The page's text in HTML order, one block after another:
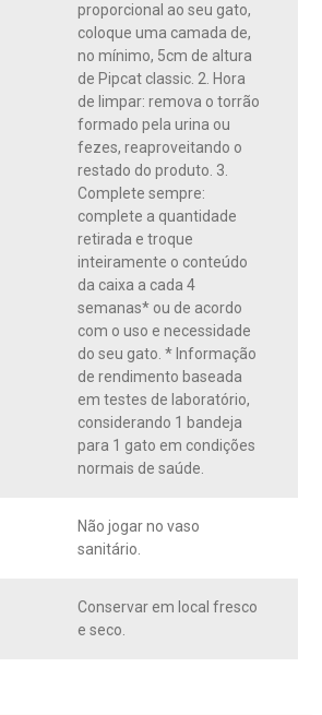
proporcional ao seu gato,
coloque uma camada de,
no mínimo, 5cm de altura
de Pipcat classic. 2. Hora
de limpar: remova o torrão
formado pela urina ou
fezes, reaproveitando o
restado do produto. 3.
Complete sempre:
complete a quantidade
retirada e troque
inteiramente o conteúdo
da caixa a cada 4
semanas* ou de acordo
com o uso e necessidade
do seu gato. * Informação
de rendimento baseada
em testes de laboratório,
considerando 1 bandeja
para 1 gato em condições
normais de saúde.
Não jogar no vaso
sanitário.
Conservar em local fresco
e seco.